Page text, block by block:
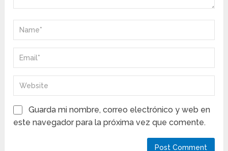
Guarda mi nombre, correo electrónico y web en
este navegador para la próxima vez que comente.